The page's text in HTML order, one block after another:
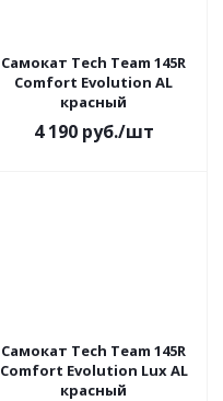
Самокат Tech Team 145R
Comfort Evolution AL
красный
4 190руб./шт
Самокат Tech Team 145R
Comfort Evolution Lux AL
красный